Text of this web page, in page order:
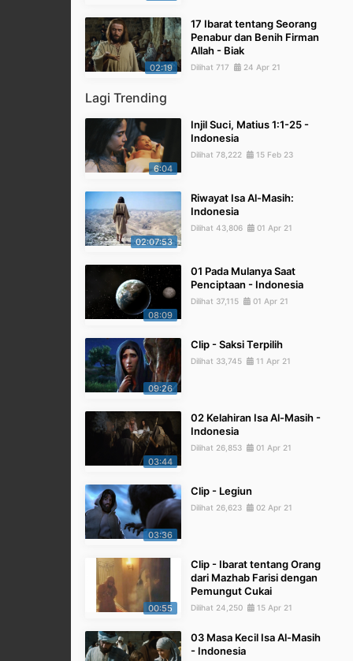
02:19
17 Ibarat tentang Seorang
Penabur dan Benih Firman
Allah - Biak
Dilihat 717 24 Apr 21
Lagi Trending
6:04
Injil Suci, Matius 1:1-25 -
Indonesia
Dilihat 78,222 15 Feb 23
02:07:53
Riwayat Isa Al-Masih:
Indonesia
Dilihat 43,806 01 Apr 21
08:09
01 Pada Mulanya Saat
Penciptaan - Indonesia
Dilihat 37,115 01 Apr 21
09:26
Clip - Saksi Terpilih
Dilihat 33,745 11 Apr 21
03:44
02 Kelahiran Isa Al-Masih -
Indonesia
Dilihat 26,853 01 Apr 21
03:36
Clip - Legiun
Dilihat 26,623 02 Apr 21
00:55
Clip - Ibarat tentang Orang
dari Mazhab Farisi dengan
Pemungut Cukai
Dilihat 24,250 15 Apr 21
03 Masa Kecil Isa Al-Masih
- Indonesia